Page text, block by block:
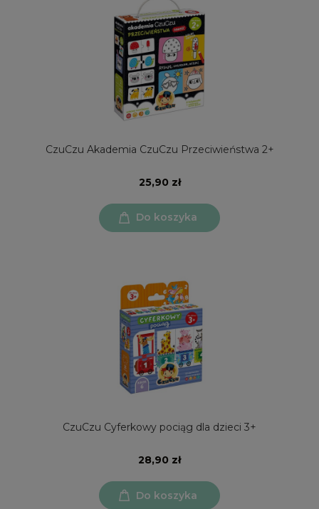
CzuCzu Akademia CzuCzu Przeciwieństwa 2+
25,90 zł
Do koszyka
CzuCzu Cyferkowy pociąg dla dzieci 3+
28,90 zł
Do koszyka